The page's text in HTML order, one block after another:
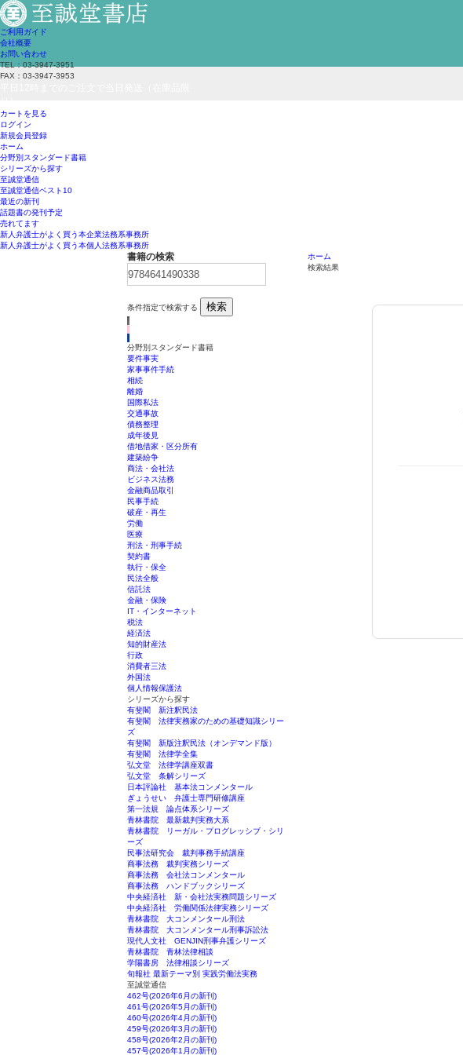
ご利用ガイド
会社概要
お問い合わせ
TEL：03-3947-3951
FAX：03-3947-3953
カートを見る
ログイン
新規会員登録
ホーム
分野別スタンダード書籍
シリーズから探す
至誠堂通信
至誠堂通信ベスト10
最近の新刊
話題書の発刊予定
売れてます
新人弁護士がよく買う本企業法務系事務所
新人弁護士がよく買う本個人法務系事務所
ホーム
検索結果
書籍の検索
条件指定で検索する 検索
分野別スタンダード書籍
要件事実
家事事件手続
相続
離婚
国際私法
交通事故
債務整理
成年後見
借地借家・区分所有
建築紛争
商法・会社法
ビジネス法務
金融商品取引
民事手続
破産・再生
労働
医療
刑法・刑事手続
契約書
執行・保全
民法全般
信託法
金融・保険
IT・インターネット
税法
経済法
知的財産法
行政
消費者三法
外国法
個人情報保護法
シリーズから探す
有斐閣 新注釈民法
有斐閣 法律実務家のための基礎知識シリー
ズ
有斐閣 新版注釈民法（オンデマンド版）
有斐閣 法律学全集
弘文堂 法律学講座双書
弘文堂 条解シリーズ
日本評論社 基本法コンメンタール
ぎょうせい 弁護士専門研修講座
第一法規 論点体系シリーズ
青林書院 最新裁判実務大系
青林書院 リーガル・プログレッシブ・シリ
ーズ
民事法研究会 裁判事務手続講座
商事法務 裁判実務シリーズ
商事法務 会社法コンメンタール
商事法務 ハンドブックシリーズ
中央経済社 新・会社法実務問題シリーズ
中央経済社 労働関係法律実務シリーズ
青林書院 大コンメンタール刑法
青林書院 大コンメンタール刑事訴訟法
現代人文社 GENJIN刑事弁護シリーズ
青林書院 青林法律相談
学陽書房 法律相談シリーズ
旬報社 最新テーマ別 実践労働法実務
至誠堂通信
462号(2026年6月の新刊)
461号(2026年5月の新刊)
460号(2026年4月の新刊)
459号(2026年3月の新刊)
458号(2026年2月の新刊)
457号(2026年1月の新刊)